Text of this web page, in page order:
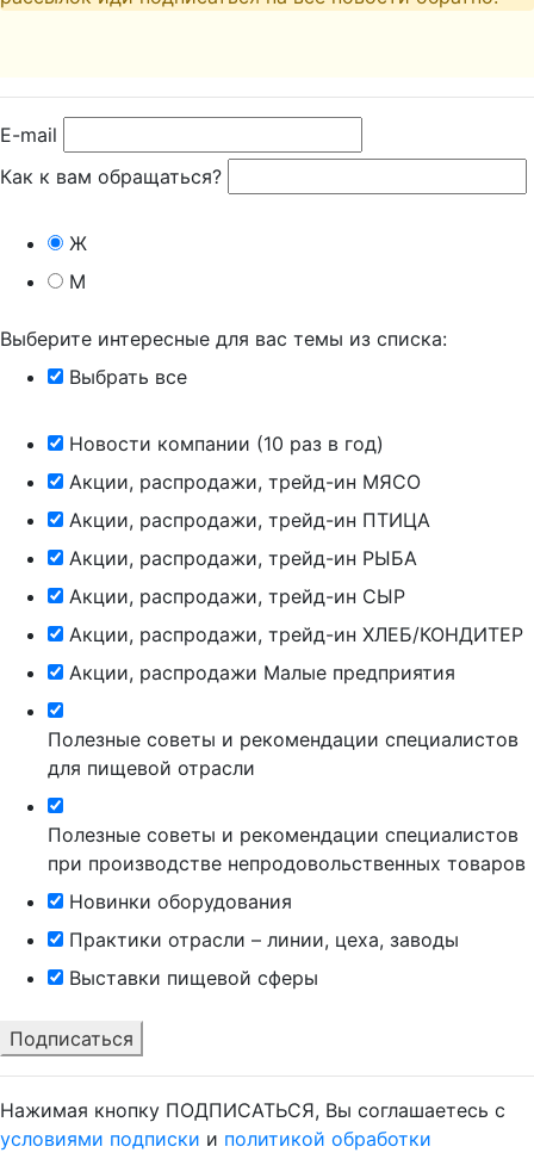
E-mail
Как к вам обращаться?
Ж
М
Выберите интересные для вас темы из списка:
Выбрать все
Новости компании (10 раз в год)
Акции, распродажи, трейд-ин МЯСО
Акции, распродажи, трейд-ин ПТИЦА
Акции, распродажи, трейд-ин РЫБА
Акции, распродажи, трейд-ин СЫР
Акции, распродажи, трейд-ин ХЛЕБ/КОНДИТЕР
Акции, распродажи Малые предприятия
Полезные советы и рекомендации специалистов
для пищевой отрасли
Полезные советы и рекомендации специалистов
при производстве непродовольственных товаров
Новинки оборудования
Практики отрасли – линии, цеха, заводы
Выставки пищевой сферы
Нажимая кнопку ПОДПИСАТЬСЯ, Вы соглашаетесь с
условиями подписки и политикой обработки